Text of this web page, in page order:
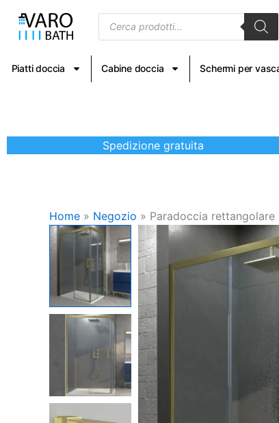
contenuto
Products
search
Piatti doccia Cabine doccia Schermi per
Spedizione gratuita
Home » Negozio » Paradoccia rettangolare